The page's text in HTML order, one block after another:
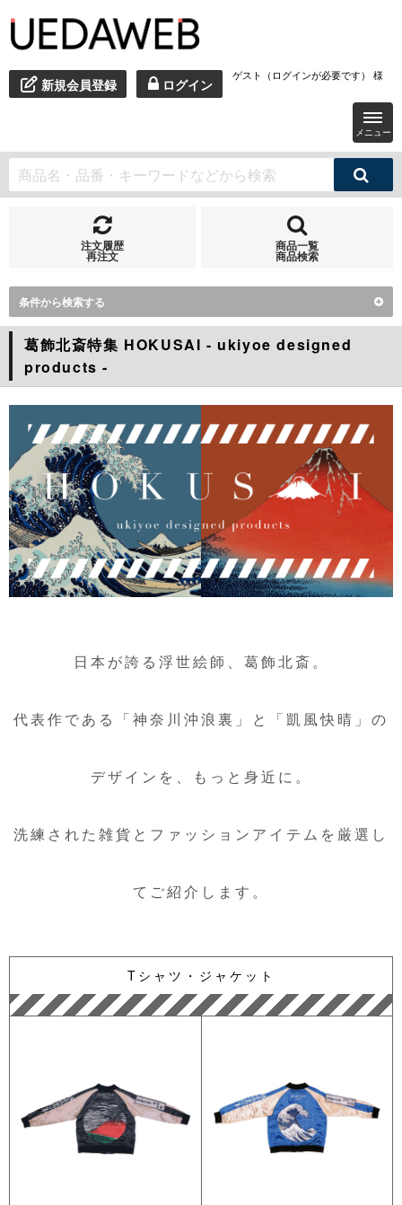
新規会員登録 ログイン
ゲスト（ログインが必要です） 様
メニュー
注文履歴
再注文
商品一覧
商品検索
条件から検索する
葛飾北斎特集 HOKUSAI - ukiyoe designed
products -
日本が誇る浮世絵師、葛飾北斎。
代表作である「神奈川沖浪裏」と「凱風快晴」の
デザインを、もっと身近に。
洗練された雑貨とファッションアイテムを厳選し
てご紹介します。
Tシャツ・ジャケット